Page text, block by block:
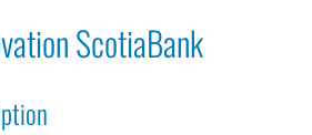
ScotiaBank